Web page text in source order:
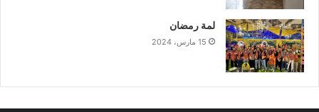
لمة رمضان
15 مارس، 2024